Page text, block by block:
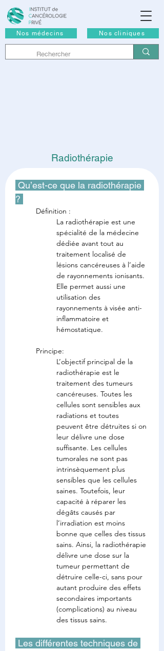
Nos médecins Nos cliniques
Radiothérapie
?
Définition :
La radiothérapie est une
spécialité de la médecine
dédiée avant tout au
traitement localisé de
lésions cancéreuses à l’aide
de rayonnements ionisants.
Elle permet aussi une
utilisation des
rayonnements à visée anti-
inflammatoire et
hémostatique.
Principe:
L’objectif principal de la
radiothérapie est le
traitement des tumeurs
cancéreuses. Toutes les
cellules sont sensibles aux
radiations et toutes
peuvent être détruites si on
leur délivre une dose
suffisante. Les cellules
tumorales ne sont pas
intrinsèquement plus
sensibles que les cellules
saines. Toutefois, leur
capacité à réparer les
dégâts causés par
l’irradiation est moins
bonne que celles des tissus
sains. Ainsi, la radiothérapie
délivre une dose sur la
tumeur permettant de
détruire celle-ci, sans pour
autant produire des effets
secondaires importants
(complications) au niveau
des tissus sains.